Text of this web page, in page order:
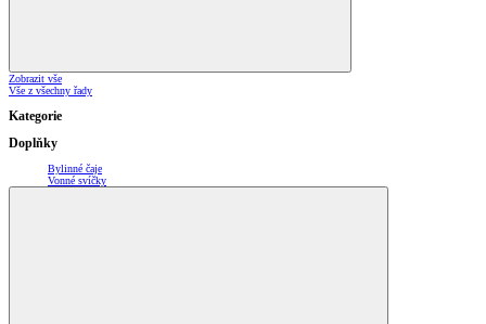
Zobrazit vše
Vše z všechny řady
Kategorie
Doplňky
Bylinné čaje
Vonné svíčky